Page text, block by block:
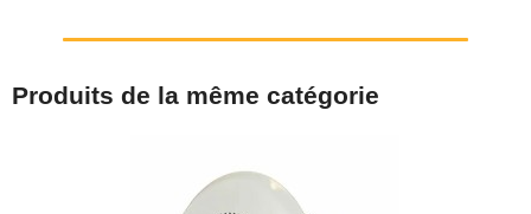
Produits de la même catégorie